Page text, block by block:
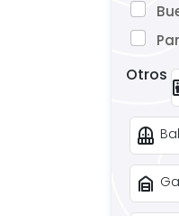
Otros
balcony
garage_home